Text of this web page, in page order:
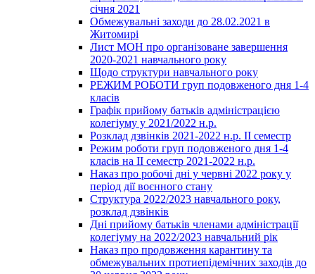
січня 2021
Обмежувальні заходи до 28.02.2021 в
Житомирі
Лист МОН про організоване завершення
2020-2021 навчального року
Щодо структури навчального року
РЕЖИМ РОБОТИ груп подовженого дня 1-4
класів
Графік прийому батьків адміністрацією
колегіуму у 2021/2022 н.р.
Розклад дзвінків 2021-2022 н.р. ІІ семестр
Режим роботи груп подовженого дня 1-4
класів на ІІ семестр 2021-2022 н.р.
Наказ про робочі дні у червні 2022 року у
період дії воєнного стану
Структура 2022/2023 навчального року,
розклад дзвінків
Дні прийому батьків членами адміністрації
колегіуму на 2022/2023 навчальний рік
Наказ про продовження карантину та
обмежувальних протиепідемічних заходів до